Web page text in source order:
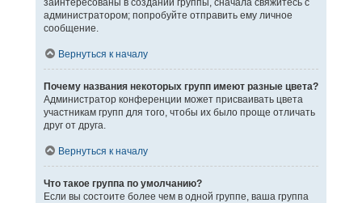
заинтересованы в создании группы, сначала свяжитесь с
администратором; попробуйте отправить ему личное
сообщение.
Вернуться к началу
Почему названия некоторых групп имеют разные цвета?
Администратор конференции может присваивать цвета
участникам групп для того, чтобы их было проще отличать
друг от друга.
Вернуться к началу
Что такое группа по умолчанию?
Если вы состоите более чем в одной группе, ваша группа